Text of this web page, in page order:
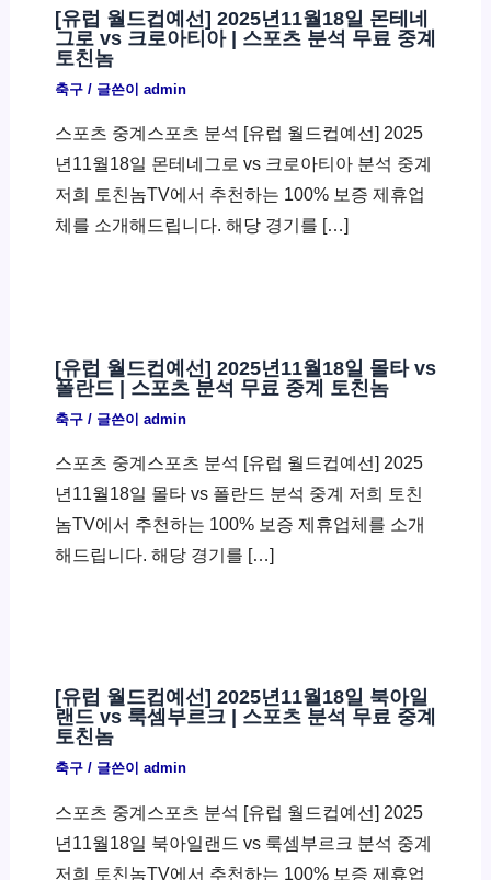
[유럽 월드컵예선] 2025년11월18일 몬테네
그로 vs 크로아티아 | 스포츠 분석 무료 중계
토친놈
축구/ 글쓴이 admin
스포츠 중계스포츠 분석 [유럽 월드컵예선] 2025
년11월18일 몬테네그로 vs 크로아티아 분석 중계
저희 토친놈TV에서 추천하는 100% 보증 제휴업
체를 소개해드립니다. 해당 경기를 […]
[유럽 월드컵예선] 2025년11월18일 몰타 vs
폴란드 | 스포츠 분석 무료 중계 토친놈
축구/ 글쓴이 admin
스포츠 중계스포츠 분석 [유럽 월드컵예선] 2025
년11월18일 몰타 vs 폴란드 분석 중계 저희 토친
놈TV에서 추천하는 100% 보증 제휴업체를 소개
해드립니다. 해당 경기를 […]
[유럽 월드컵예선] 2025년11월18일 북아일
랜드 vs 룩셈부르크 | 스포츠 분석 무료 중계
토친놈
축구/ 글쓴이 admin
스포츠 중계스포츠 분석 [유럽 월드컵예선] 2025
년11월18일 북아일랜드 vs 룩셈부르크 분석 중계
저희 토친놈TV에서 추천하는 100% 보증 제휴업